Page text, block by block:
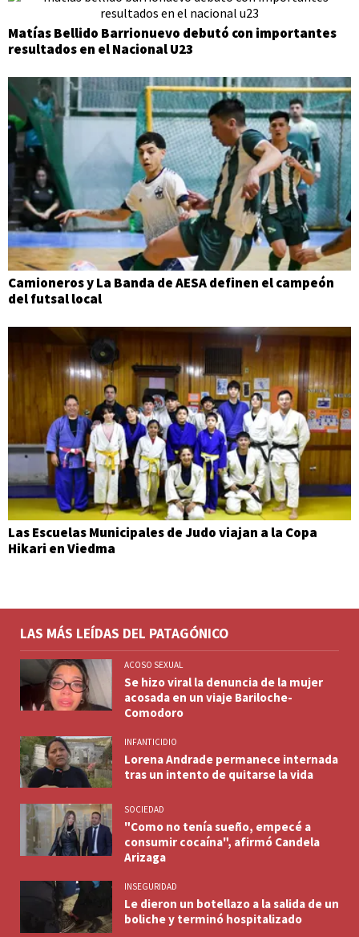
Matías Bellido Barrionuevo debutó con importantes
resultados en el Nacional U23
Camioneros y La Banda de AESA definen el campeón
del futsal local
Las Escuelas Municipales de Judo viajan a la Copa
Hikari en Viedma
LAS MÁS LEÍDAS DEL PATAGÓNICO
ACOSO SEXUAL
Se hizo viral la denuncia de la mujer
acosada en un viaje Bariloche-
Comodoro
INFANTICIDIO
Lorena Andrade permanece internada
tras un intento de quitarse la vida
SOCIEDAD
"Como no tenía sueño, empecé a
consumir cocaína", afirmó Candela
Arizaga
INSEGURIDAD
Le dieron un botellazo a la salida de un
boliche y terminó hospitalizado